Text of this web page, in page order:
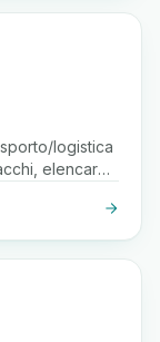
logistica
elencare